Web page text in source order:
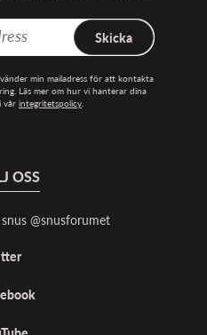
Skicka
min mailadress för att kontakta
Läs mer om hur vi hanterar dina
vår integritetspolicy.
OSS
@snusforumet